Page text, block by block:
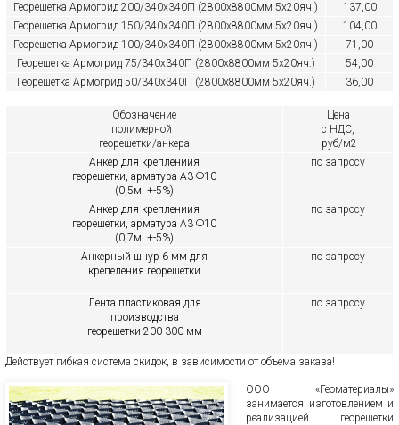
Георешетка Армогрид 200/340х340П (2800х8800мм 5х20яч.)
137,00
Георешетка Армогрид 150/340х340П (2800х8800мм 5х20яч.)
104,00
Георешетка Армогрид 100/340х340П (2800х8800мм 5х20яч.)
71,00
Георешетка Армогрид 75/340х340П (2800х8800мм 5х20яч.)
54,00
Георешетка Армогрид 50/340х340П (2800х8800мм 5х20яч.)
36,00
Обозначение
полимерной
георешетки/анкера
Цена
с НДС,
руб/м2
Анкер для креплениия
георешетки, арматура А3 Ф10
(0,5м. +-5%)
по запросу
Анкер для креплениия
георешетки, арматура А3 Ф10
(0,7м. +-5%)
по запросу
Анкерный шнур 6 мм для
крепеления георешетки
по запросу
Лента пластиковая для
производства
георешетки 200-300 мм
по запросу
Действует гибкая система скидок, в зависимости от объема заказа!
ООО «Геоматериалы»
занимается изготовлением и
реализацией георешетки